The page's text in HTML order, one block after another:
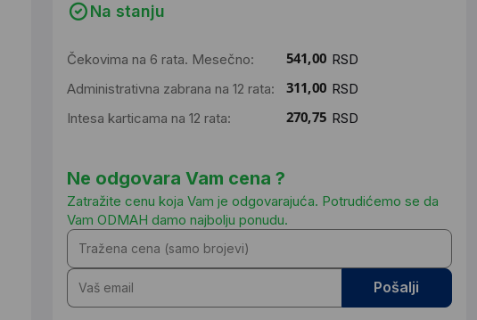
Na stanju
Čekovima na 6 rata. Mesečno:
RSD
Administrativna zabrana na 12 rata:
RSD
Intesa karticama na 12 rata:
RSD
Ne odgovara Vam cena ?
Zatražite cenu koja Vam je odgovarajuća. Potrudićemo se da
Vam ODMAH damo najbolju ponudu.
Pošalji